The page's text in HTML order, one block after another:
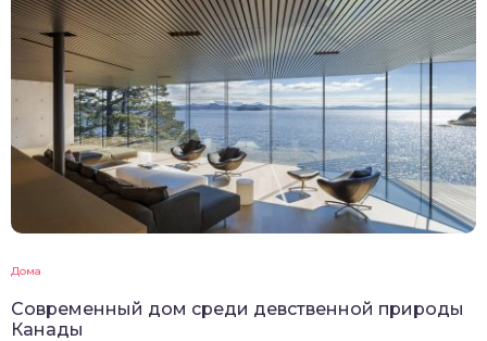
Дома
Современный дом среди девственной природы
Канады